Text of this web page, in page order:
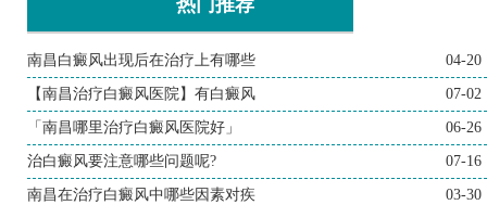
热门推荐
南昌白癜风出现后在治疗上有哪些 04-20
【南昌治疗白癜风医院】有白癜风 07-02
「南昌哪里治疗白癜风医院好」 06-26
治白癜风要注意哪些问题呢? 07-16
南昌在治疗白癜风中哪些因素对疾 03-30